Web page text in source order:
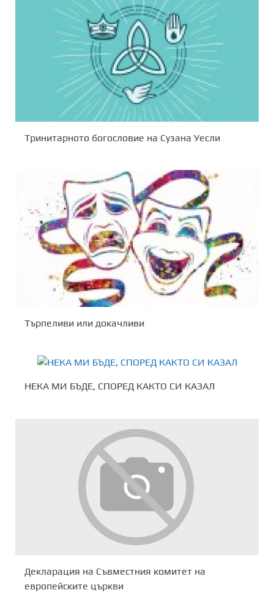
Тринитарното богословие на Сузана Уесли
Търпеливи или докачливи
НЕКА МИ БЪДЕ, СПОРЕД КАКТО СИ КАЗАЛ
Декларация на Съвместния комитет на
европейските църкви